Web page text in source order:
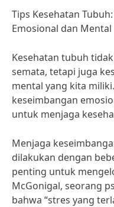
Tips Kesehatan
Emosional dan Mental
Kesehatan tubuh
semata, tetapi juga
mental yang kita
keseimbangan
untuk menjaga
Menjaga
dilakukan dengan
penting untuk
McGonigal, seorang
bahwa “stres yang